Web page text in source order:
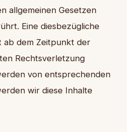
allgemeinen Gesetzen
Eine diesbezügliche
ab dem Zeitpunkt der
Rechtsverletzung
von entsprechenden
wir diese Inhalte